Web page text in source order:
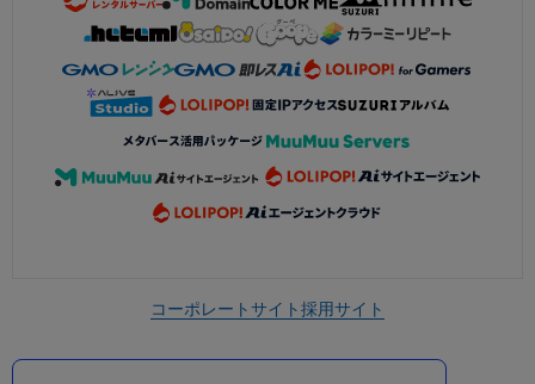
コーポレートサイト採用サイト